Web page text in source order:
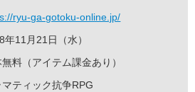
ryu-ga-gotoku-online.jp/
年11月21日（水）
料（アイテム課金あり）
マティック抗争RPG